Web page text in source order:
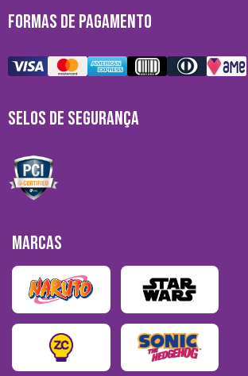
FORMAS DE PAGAMENTO
SELOS DE SEGURANÇA
MARCAS